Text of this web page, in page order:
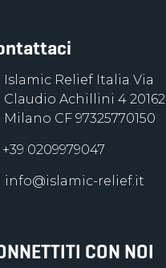
Islamic Relief Italia Via
Claudio Achillini 4 20162
Milano CF 97325770150
+39 0209979047
info@islamic-relief.it
CON NOI